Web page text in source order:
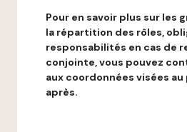
Pour en savoir plus sur les
la répartition des rôles,
responsabilités en cas de
conjointe, vous pouvez
aux coordonnées visées
après.